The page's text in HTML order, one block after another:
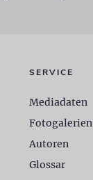
SERVICE
Mediadaten
Fotogalerien
Autoren
Glossar